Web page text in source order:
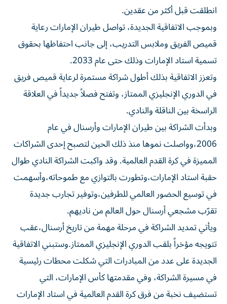
انطلقت قبل أكثر من عقدين.
وبموجب الاتفاقية الجديدة، تواصل طيران الإمارات رعاية
قميص الفريق وملابس التدريب، إلى جانب احتفاظها بحقوق
تسمية استاد الإمارات وذلك حتى عام 2033.
وتعزز الاتفاقية بذلك أطول شراكة مستمرة لرعاية قميص فريق
في الدوري الإنجليزي الممتاز، وتفتح فصلاً جديداً في العلاقة
الراسخة بين الناقلة والنادي.
وبدأت الشراكة بين طيران الإمارات وأرسنال في عام
2006،وواصلت نموها منذ ذلك الحين لتصبح إحدى الشراكات
المميزة في كرة القدم العالمية. وقد واكبت الشراكة النادي طوال
حقبة استاد الإمارات،وتطورت بالتوازي مع طموحاته،وأسهمت
في توسيع الحضور العالمي للطرفين،وتوفير تجارب جديدة
تقرّب مشجعي أرسنال حول العالم من ناديهم.
ويأتي تمديد الشراكة في مرحلة مهمة من تاريخ أرسنال،عقب
تتويجه مؤخراً بلقب الدوري الإنجليزي الممتاز.وستبني الاتفاقية
الجديدة على عدد من المبادرات التي شكلت محطات رئيسية
في مسيرة الشراكة، وفي مقدمتها كأس الإمارات، التي
تستضيف نخبة من فرق كرة القدم العالمية في استاد الإمارات